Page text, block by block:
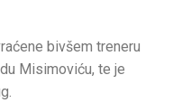
bivšem treneru
Misimoviću, te je